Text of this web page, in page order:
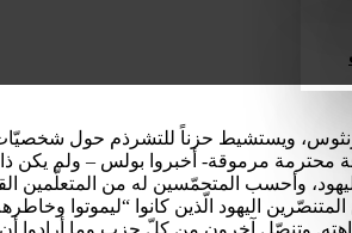
مرموقة- أخبروا بولس – ولم يكن ذاك
وأحسب المتحمّسين له من المتعلّمين
اليهود الّذين كانوا “ليموتوا